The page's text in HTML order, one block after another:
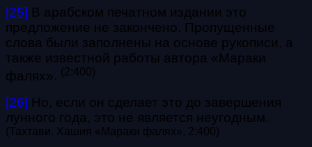
[25] В арабском печатном издании это
предложение не закончено. Пропущенные
слова были заполнены на основе рукописи, а
также известной работы автора «Мараки
фалях». (2:400)
[26] Но, если он сделает это до завершения
лунного года, это не является неугодным.
(Тахтави. Хашия «Мараки фалях», 2:400)